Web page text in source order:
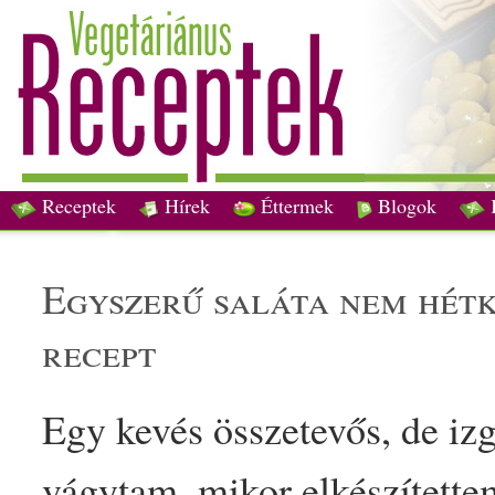
Receptek Hírek Éttermek Blogok
egyszerű saláta nem
recept
Egy kevés összetevős, de